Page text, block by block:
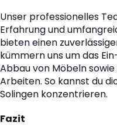
Unser professionelles
Erfahrung und
bieten einen
kümmern uns um das
Abbau von Möbeln
Arbeiten. So kannst du
Solingen konzentrieren.
Fazit